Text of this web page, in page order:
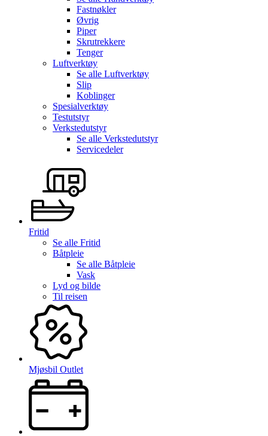
Fastnøkler
Øvrig
Piper
Skrutrekkere
Tenger
Luftverktøy
Se alle Luftverktøy
Slip
Koblinger
Spesialverktøy
Testutstyr
Verkstedutstyr
Se alle Verkstedutstyr
Servicedeler
Fritid
Se alle Fritid
Båtpleie
Se alle Båtpleie
Vask
Lyd og bilde
Til reisen
Mjøsbil Outlet